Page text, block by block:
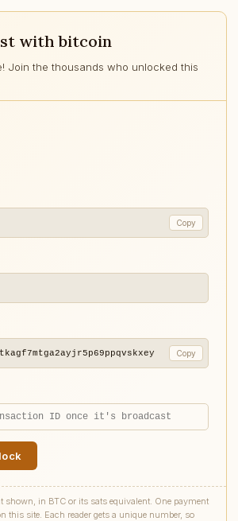
with bitcoin
Join the thousands who unlocked this
Copy
Copy
shown, in BTC or its sats equivalent. One payment
this site. Each reader gets a unique number, so